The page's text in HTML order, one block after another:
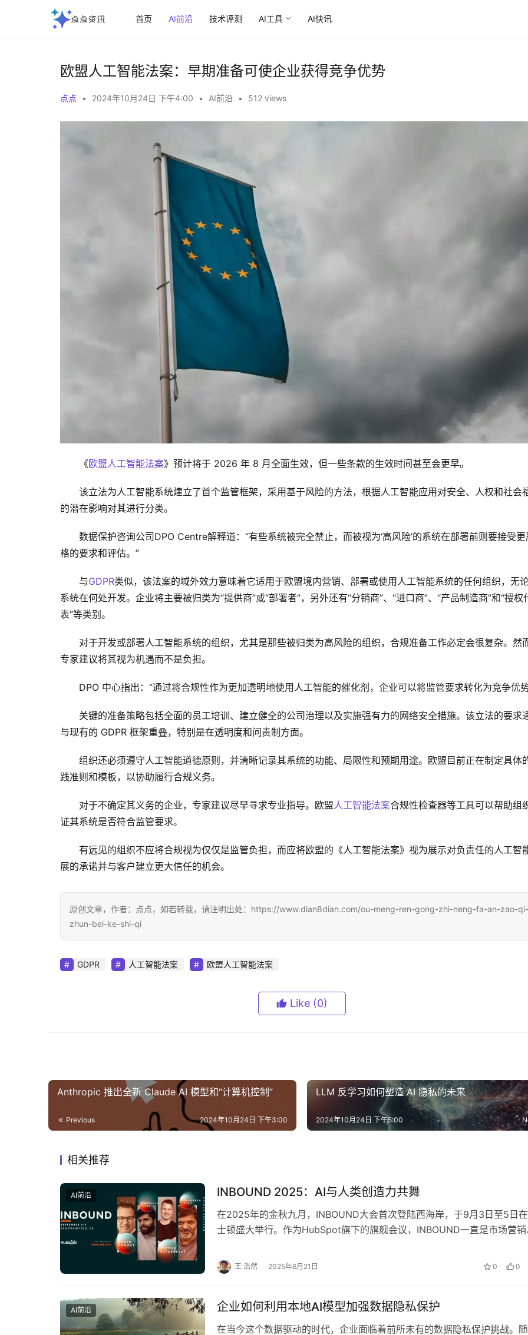
首页 AI前沿 技术评测 AI工具 AI快讯
欧盟人工智能法案：早期准备可使企业获得竞争优势
点点 • 2024年10月24日 下午4:00 • AI前沿 • 512 views
《欧盟人工智能法案》预计将于 2026 年 8 月全面生效，但一些条款的生效时间甚至会更早。
该立法为人工智能系统建立了首个监管框架，采用基于风险的方法，根据人工智能应用对安全、人权和社会
的潜在影响对其进行分类。
数据保护咨询公司DPO Centre解释道：“有些系统被完全禁止，而被视为‘高风险’的系统在部署前则要接受更
格的要求和评估。”
与GDPR类似，该法案的域外效力意味着它适用于欧盟境内营销、部署或使用人工智能系统的任何组织，无
系统在何处开发。企业将主要被归类为“提供商”或“部署者”，另外还有“分销商”、“进口商”、“产品制造商”和“授权
表”等类别。
对于开发或部署人工智能系统的组织，尤其是那些被归类为高风险的组织，合规准备工作必定会很复杂。然而
专家建议将其视为机遇而不是负担。
DPO 中心指出：“通过将合规性作为更加透明地使用人工智能的催化剂，企业可以将监管要求转化为竞争优
关键的准备策略包括全面的员工培训、建立健全的公司治理以及实施强有力的网络安全措施。该立法的要求
与现有的 GDPR 框架重叠，特别是在透明度和问责制方面。
组织还必须遵守人工智能道德原则，并清晰记录其系统的功能、局限性和预期用途。欧盟目前正在制定具体
践准则和模板，以协助履行合规义务。
对于不确定其义务的企业，专家建议尽早寻求专业指导。欧盟人工智能法案合规性检查器等工具可以帮助组
证其系统是否符合监管要求。
有远见的组织不应将合规视为仅仅是监管负担，而应将欧盟的《人工智能法案》视为展示对负责任的人工智
展的承诺并与客户建立更大信任的机会。
原创文章，作者：点点，如若转载，请注明出处：https://www.dian8dian.com/ou-meng-ren-gong-zhi-neng-fa-an-zao-qi-
zhun-bei-ke-shi-qi
GDPR 人工智能法案 欧盟人工智能法案
Like (0)
Anthropic 推出全新 Claude AI 模型和“计算机控制”
Previous 2024年10月24日 下午3:00
LLM 反学习如何塑造 AI 隐私的未来
2024年10月24日 下午5:00
相关推荐
AI前沿 INBOUND 2025：AI与人类创造力共舞
在2025年的金秋九月，INBOUND大会首次登陆西海岸，于9月3日至5日
士顿盛大举行。作为HubSpot旗下的旗舰会议，INBOUND一直是市场营销
王 浩然 2025年6月21日 0 0
AI前沿 企业如何利用本地AI模型加强数据隐私保护
在当今这个数据驱动的时代，企业面临着前所未有的数据隐私保护挑战。